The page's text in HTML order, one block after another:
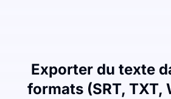
Exporter du texte
formats (SRT, TXT,